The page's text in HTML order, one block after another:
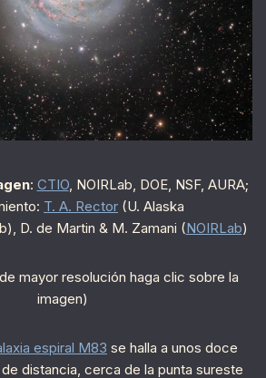
: CTIO, NOIRLab, DOE, NSF, AURA;
T. A. Rector (U. Alaska
D. de Martin & M. Zamani (NOIRLab)
mayor resolución haga clic sobre la
imagen)
espiral M83 se halla a unos doce
distancia, cerca de la punta sureste